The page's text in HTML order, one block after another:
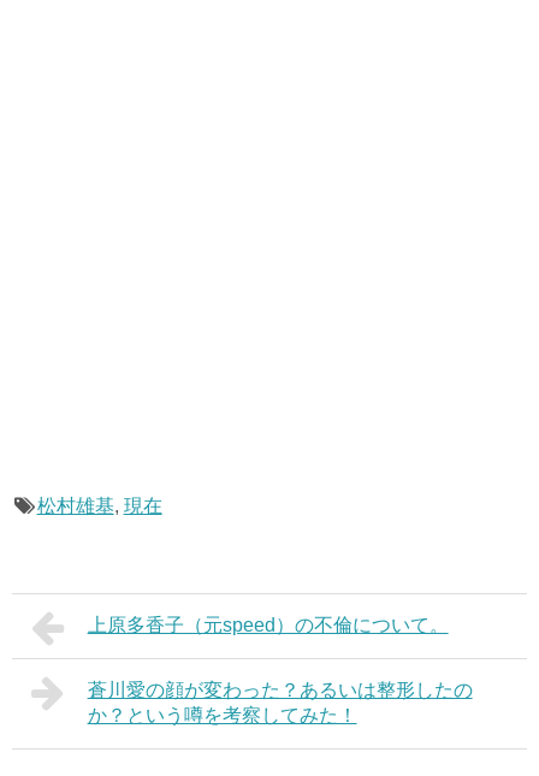
松村雄基, 現在
上原多香子（元speed）の不倫について。
蒼川愛の顔が変わった？あるいは整形したの
か？という噂を考察してみた！